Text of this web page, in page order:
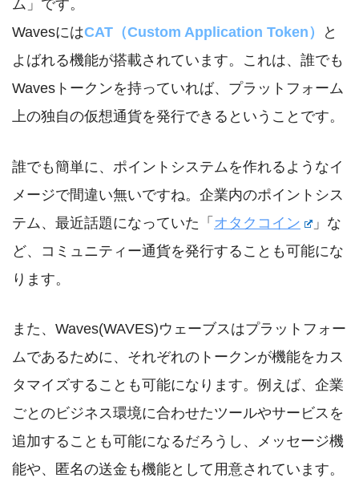
ム」です。
WavesにはCAT（Custom Application Token）
と
よばれる機能が搭載されています。これは、誰でも
Wavesトークンを持っていれば、プラットフォーム
上の独自の仮想通貨を発行できるということです。
誰でも簡単に、ポイントシステムを作れるようなイ
メージで間違い無いですね。企業内のポイントシス
テム、最近話題になっていた「オタクコイン
」な
ど、コミュニティー通貨を発行することも可能にな
ります。
また、Waves(WAVES)ウェーブスはプラットフォー
ムであるために、それぞれのトークンが機能をカス
タマイズすることも可能になります。例えば、企業
ごとのビジネス環境に合わせたツールやサービスを
追加することも可能になるだろうし、メッセージ機
能や、匿名の送金も機能として用意されています。